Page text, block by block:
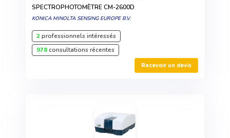
SPECTROPHOTOMÈTRE CM-2600D
KONICA MINOLTA SENSING EUROPE B.V.
2professionnels intéressés
978consultations récentes
Recevoir un devis